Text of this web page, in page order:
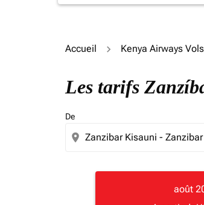
Accueil Kenya Airways Vols
Les tarifs
De
location_on
août